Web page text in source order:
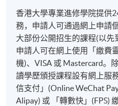
香港大學專業進修學院提供
務，申請人可通過網上申請
大部份公開招生的課程(以先
申請人可在網上使用「繳費
機)、VISA 或 Mastercard。
讀學歷頒授課程設有網上服
信支付」(Online WeChat
Alipay) 或 「轉數快」(FPS)